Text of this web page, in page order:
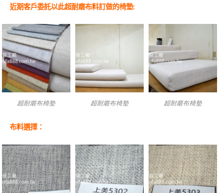
近期客戶委託以此超耐磨布料訂做的椅墊:
超耐磨布椅墊 超耐磨布椅墊 超耐磨布椅墊
布料選擇：